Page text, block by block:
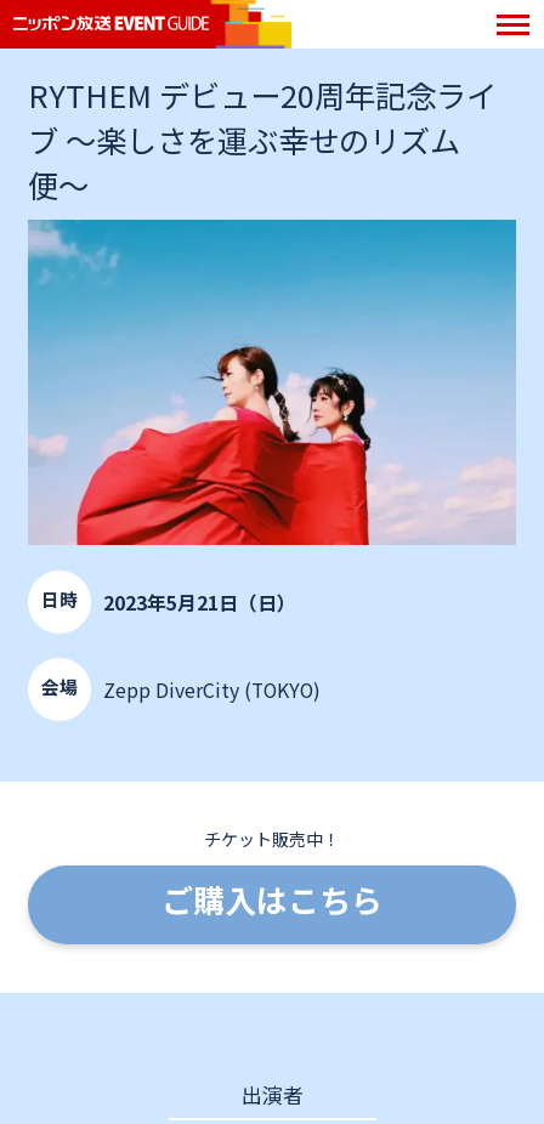
RYTHEM デビュー20周年記念ライ
ブ 〜楽しさを運ぶ幸せのリズム
便〜
日時 2023年5月21日（日）
会場 Zepp DiverCity (TOKYO)
チケット販売中！
ご購入はこちら
出演者